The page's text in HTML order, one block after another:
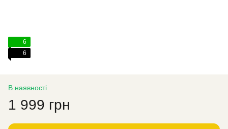
6
6
В наявності
1 999 грн